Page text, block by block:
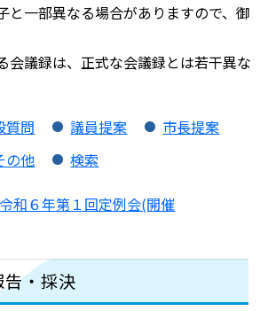
と一部異なる場合がありますので、御
会議録は、正式な会議録とは若干異な
質問 議員提案
市長提案
の他 検索
令和６年第１回定例会(開催
・採決